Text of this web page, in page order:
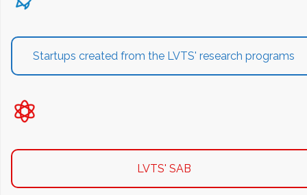
Startups created from the LVTS' research programs
LVTS' SAB